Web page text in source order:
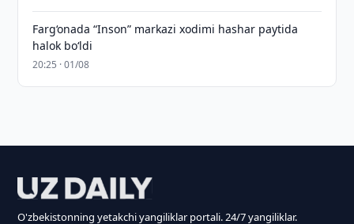
Farg‘onada “Inson” markazi xodimi hashar paytida
halok bo‘ldi
20:25 · 01/08
O'zbekistonning yetakchi yangiliklar portali. 24/7 yangiliklar.